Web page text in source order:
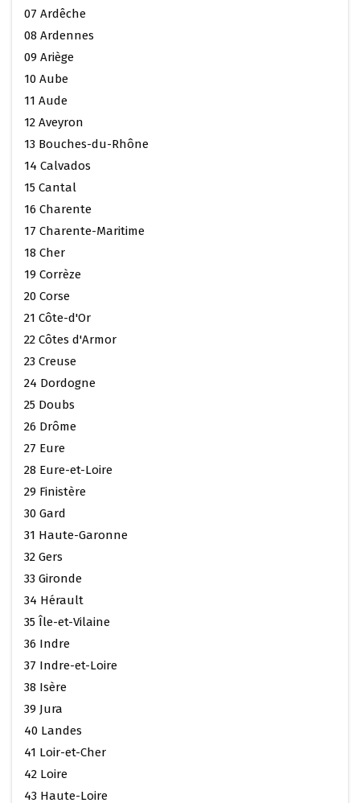
07 Ardêche
08 Ardennes
09 Ariège
10 Aube
11 Aude
12 Aveyron
13 Bouches-du-Rhône
14 Calvados
15 Cantal
16 Charente
17 Charente-Maritime
18 Cher
19 Corrèze
20 Corse
21 Côte-d'Or
22 Côtes d'Armor
23 Creuse
24 Dordogne
25 Doubs
26 Drôme
27 Eure
28 Eure-et-Loire
29 Finistère
30 Gard
31 Haute-Garonne
32 Gers
33 Gironde
34 Hérault
35 Île-et-Vilaine
36 Indre
37 Indre-et-Loire
38 Isère
39 Jura
40 Landes
41 Loir-et-Cher
42 Loire
43 Haute-Loire